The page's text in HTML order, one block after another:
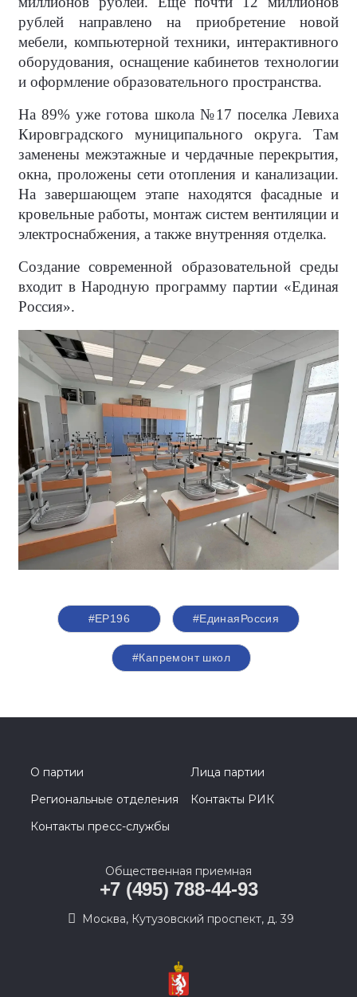
рублей направлено на приобретение новой
мебели, компьютерной техники, интерактивного
оборудования, оснащение кабинетов технологии
и оформление образовательного пространства.
На 89% уже готова школа №17 поселка Левиха
Кировградского муниципального округа. Там
заменены межэтажные и чердачные перекрытия,
окна, проложены сети отопления и канализации.
На завершающем этапе находятся фасадные и
кровельные работы, монтаж систем вентиляции и
электроснабжения, а также внутренняя отделка.
Создание современной образовательной среды
входит в Народную программу партии «Единая
Россия».
#ЕР196 #ЕдинаяРоссия
#Капремонт школ
О партии
Лица партии
Региональные отделения
Контакты РИК
Контакты пресс-службы
Общественная приемная
+7 (495) 788-44-93
Москва, Кутузовский проспект, д. 39